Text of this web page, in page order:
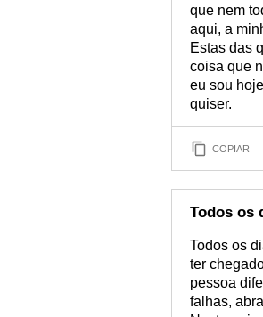
que nem
aqui, a
Estas das
coisa que
eu sou
quiser.
COPIAR
Todos os
Todos os
ter
pessoa
falhas,